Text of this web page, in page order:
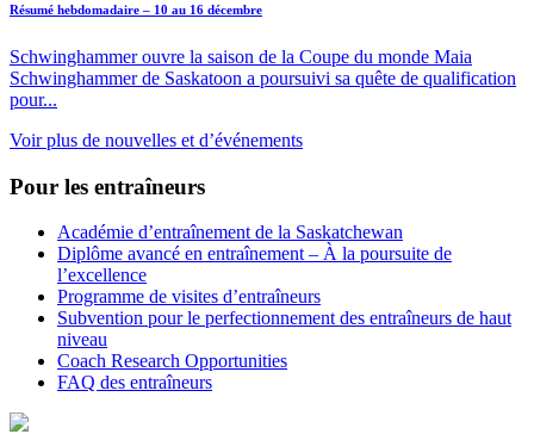
Résumé hebdomadaire – 10 au 16 décembre
Schwinghammer ouvre la saison de la Coupe du monde Maia
Schwinghammer de Saskatoon a poursuivi sa quête de qualification
pour...
Voir plus de nouvelles et d’événements
Pour les entraîneurs
Académie d’entraînement de la Saskatchewan
Diplôme avancé en entraînement – À la poursuite de
l’excellence
Programme de visites d’entraîneurs
Subvention pour le perfectionnement des entraîneurs de haut
niveau
Coach Research Opportunities
FAQ des entraîneurs